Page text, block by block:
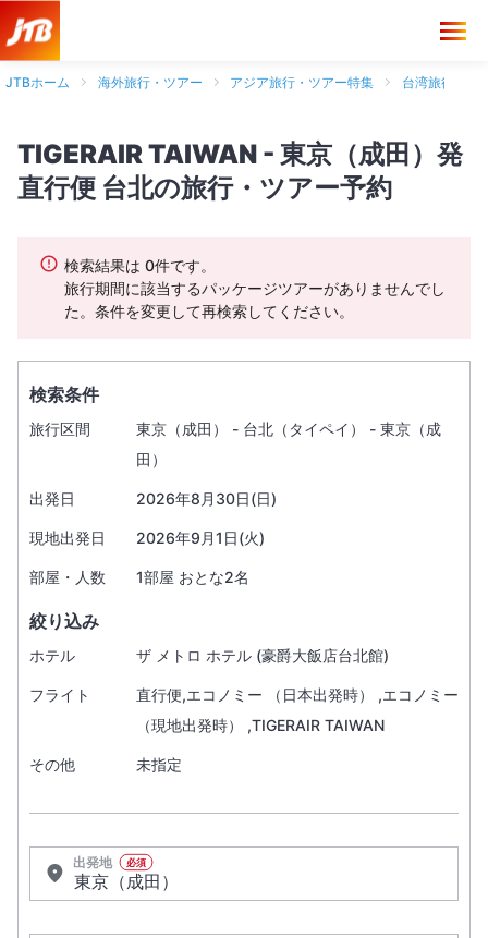
JTBホーム 海外旅行・ツアー アジア旅行・ツアー特集 台湾旅行・ツ
TIGERAIR TAIWAN - 東京（成田）発
直行便 台北の旅行・ツアー予約
検索結果は 0件です。
旅行期間に該当するパッケージツアーがありませんでし
た。条件を変更して再検索してください。
検索条件
旅行区間
東京（成田） - 台北（タイペイ） - 東京（成
田）
出発日 2026年8月30日(日)
現地出発日 2026年9月1日(火)
部屋・人数 1部屋 おとな2名
絞り込み
ホテル ザ メトロ ホテル (豪爵大飯店台北館)
フライト
直行便,エコノミー （日本出発時） ,エコノミー
（現地出発時） ,TIGERAIR TAIWAN
その他 未指定
出発地 必須